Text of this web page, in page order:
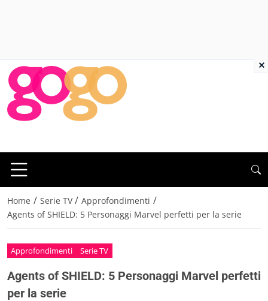
Home / Serie TV / Approfondimenti /
Agents of SHIELD: 5 Personaggi Marvel perfetti per la serie
Approfondimenti Serie TV
Agents of SHIELD: 5 Personaggi Marvel perfetti
per la serie
×